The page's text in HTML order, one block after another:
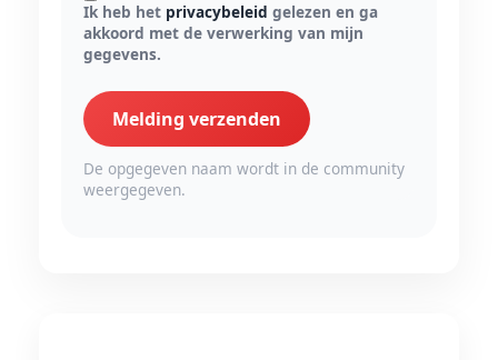
Ik heb het privacybeleid gelezen en ga
akkoord met de verwerking van mijn
gegevens.
Melding verzenden
De opgegeven naam wordt in de community
weergegeven.